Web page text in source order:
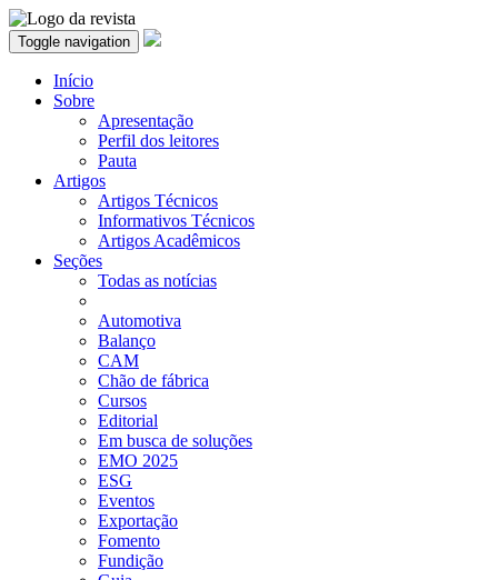
Toggle navigation
Início
Sobre
Apresentação
Perfil dos leitores
Pauta
Artigos
Artigos Técnicos
Informativos Técnicos
Artigos Acadêmicos
Seções
Todas as notícias
Automotiva
Balanço
CAM
Chão de fábrica
Cursos
Editorial
Em busca de soluções
EMO 2025
ESG
Eventos
Exportação
Fomento
Fundição